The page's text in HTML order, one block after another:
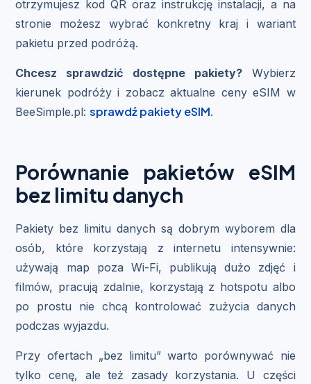
otrzymujesz kod QR oraz instrukcję instalacji, a na
stronie możesz wybrać konkretny kraj i wariant
pakietu przed podróżą.
Chcesz sprawdzić dostępne pakiety?Wybierz
kierunek podróży i zobacz aktualne ceny eSIM w
BeeSimple.pl:sprawdź pakiety eSIM.
Porównanie pakietów eSIM
bez limitu danych
Pakiety bez limitu danych są dobrym wyborem dla
osób, które korzystają z internetu intensywnie:
używają map poza Wi-Fi, publikują dużo zdjęć i
filmów, pracują zdalnie, korzystają z hotspotu albo
po prostu nie chcą kontrolować zużycia danych
podczas wyjazdu.
Przy ofertach „bez limitu” warto porównywać nie
tylko cenę, ale też zasady korzystania. U części